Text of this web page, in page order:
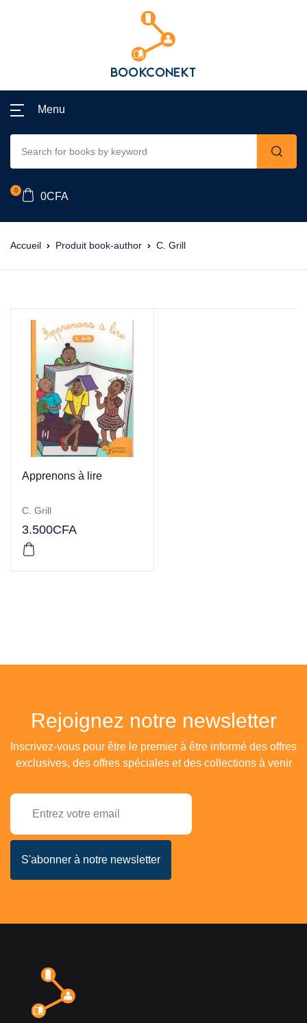
Menu
0
0CFA
Accueil Produit book-author C. Grill
Apprenons à lire
C. Grill
3.500CFA
Rejoignez notre newsletter
Inscrivez-vous pour être le premier à être informé des offres
exclusives, des offres spéciales et des collections à venir